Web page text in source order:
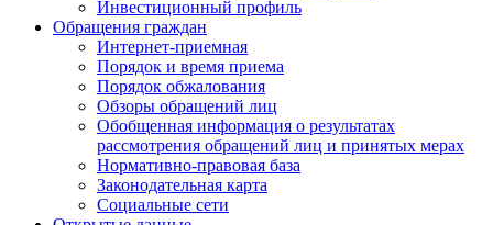
Инвестиционный профиль
Обращения граждан
Интернет-приемная
Порядок и время приема
Порядок обжалования
Обзоры обращений лиц
Обобщенная информация о результатах
рассмотрения обращений лиц и принятых мерах
Нормативно-правовая база
Законодательная карта
Социальные сети